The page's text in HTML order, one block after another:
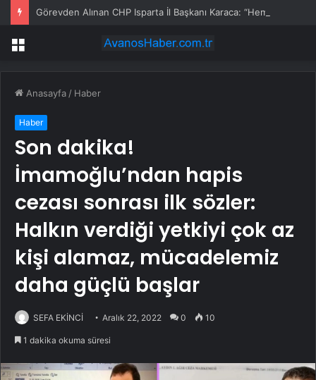
Menü
Anasayfa / Haber
Haber
Son dakika!
İmamoğlu’ndan hapis
cezası sonrası ilk sözler:
Halkın verdiği yetkiyi çok az
kişi alamaz, mücadelemiz
daha güçlü başlar
SEFA EKİNCİ Aralık 22, 2022 0 10
1 dakika okuma süresi